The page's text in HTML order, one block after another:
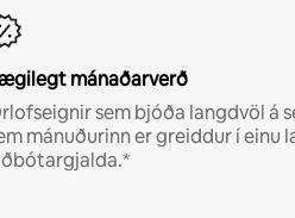
mánaðarverð
sem bjóða langdvöl á
mánuðurinn er greiddur í einu